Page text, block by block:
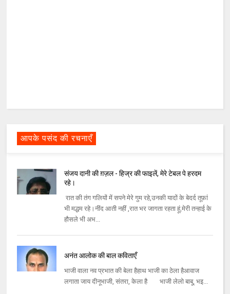
आपके पसंद की रचनाएँ
संजय दानी की ग़ज़ल - हिज्र की फाइलें, मेरे टेबल पे हरदम
रहे।
रात की तंग गलियों में सपने मेरे गुम रहे,उनकी यादों के बेदर्द तूफ़ां
भी मद्धम रहे।नींद आती नहीं ,रात भर जागता रहता हूं,मेरी तन्हाई के
हौसले भी अभ...
अनंत आलोक की बाल कविताएँ
भाजी वाला नव प्रभात की बेला हैहाथ भाजी का ठेला हैआवाज
लगाता जाय दीनूभाजी, संतरा, केला है भाजी लेलो बाबू, भइ...